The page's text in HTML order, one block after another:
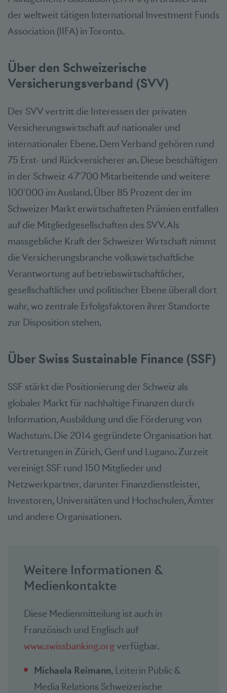
der weltweit tätigen International Investment Funds
Association (IIFA) in Toronto.
Über den Schweizerische
Versicherungsverband (SVV)
Der SVV vertritt die Interessen der privaten
Versicherungswirtschaft auf nationaler und
internationaler Ebene. Dem Verband gehören rund
75 Erst- und Rückversicherer an. Diese beschäftigen
in der Schweiz 47'700 Mitarbeitende und weitere
100'000 im Ausland. Über 85 Prozent der im
Schweizer Markt erwirtschafteten Prämien entfallen
auf die Mitgliedgesellschaften des SVV. Als
massgebliche Kraft der Schweizer Wirtschaft nimmt
die Versicherungsbranche volkswirtschaftliche
Verantwortung auf betriebswirtschaftlicher,
gesellschaftlicher und politischer Ebene überall dort
wahr, wo zentrale Erfolgsfaktoren ihrer Standorte
zur Disposition stehen.
Über Swiss Sustainable Finance (SSF)
SSF stärkt die Positionierung der Schweiz als
globaler Markt für nachhaltige Finanzen durch
Information, Ausbildung und die Förderung von
Wachstum. Die 2014 gegründete Organisation hat
Vertretungen in Zürich, Genf und Lugano. Zurzeit
vereinigt SSF rund 150 Mitglieder und
Netzwerkpartner, darunter Finanzdienstleister,
Investoren, Universitäten und Hochschulen, Ämter
und andere Organisationen.
Weitere Informationen &
Medienkontakte
Diese Medienmitteilung ist auch in
Französisch und Englisch auf
www.swissbanking.orgverfügbar.
Michaela Reimann, Leiterin Public &
Media Relations Schweizerische